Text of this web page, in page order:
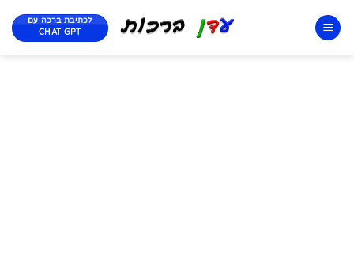
לכתיבת ברכה עם
CHAT GPT